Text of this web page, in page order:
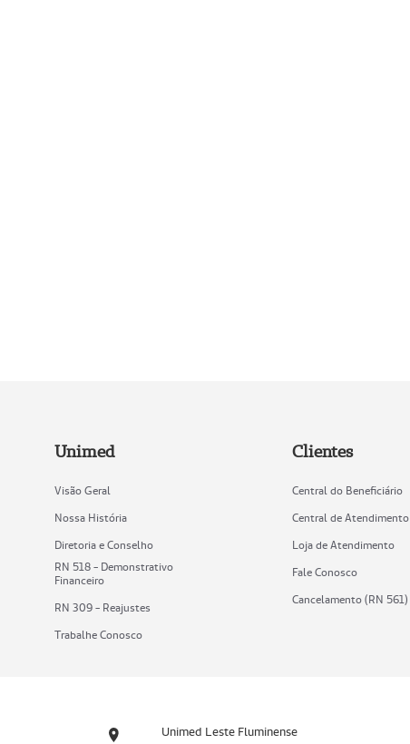
Unimed
Visão Geral
Nossa História
Diretoria e Conselho
RN 518 - Demonstrativo
Financeiro
RN 309 - Reajustes
Trabalhe Conosco
Clientes
Central do Beneficiário
Central de Atendimento
Loja de Atendimento
Fale Conosco
Cancelamento (RN 561)
Unimed Leste Fluminense